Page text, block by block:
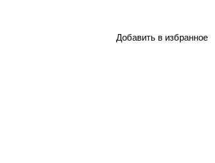
Добавить в избранное